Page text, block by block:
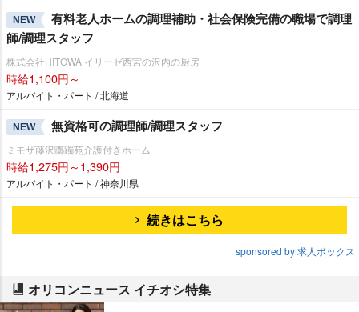
NEW
有料老人ホームの調理補助・社会保険完備の職場で調理
師/調理スタッフ
株式会社HITOWA イリーゼ西宮の沢内の厨房
時給1,100円～
アルバイト・パート / 北海道
NEW 無資格可の調理師/調理スタッフ
ミモザ藤沢躑躅苑介護付きホーム
時給1,275円～1,390円
アルバイト・パート / 神奈川県
続きはこちら
sponsored by 求人ボックス
オリコンニュース イチオシ特集